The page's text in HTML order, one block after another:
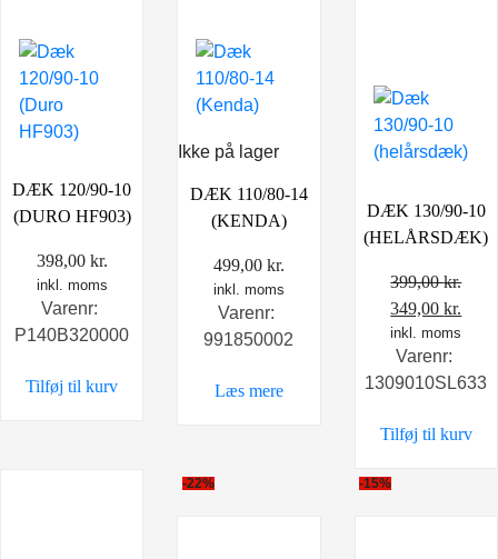
DÆK 120/90-10
(DURO HF903)
398,00 kr.
inkl. moms
Varenr:
P140B320000
Tilføj til kurv
Ikke på lager
DÆK 110/80-14
(KENDA)
499,00 kr.
inkl. moms
Varenr:
991850002
Læs mere
DÆK 130/90-10
(HELÅRSDÆK)
399,00kr.
Den
oprindelige
pris
var:
349,00kr.
er:
inkl. moms
Varenr:
1309010SL633
Tilføj til kurv
-22% -15%